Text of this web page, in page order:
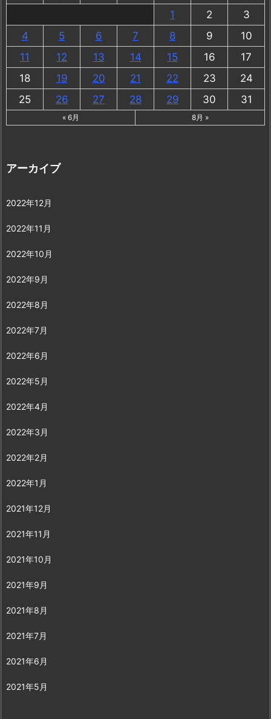
1
2
3
4
5 6 7 8 9
10
11
12 13 14 15 16
17
18
19 20 21 22 23
24
25
26 27 28 29 30 31
« 6月 8月 »
アーカイブ
2022年12月
2022年11月
2022年10月
2022年9月
2022年8月
2022年7月
2022年6月
2022年5月
2022年4月
2022年3月
2022年2月
2022年1月
2021年12月
2021年11月
2021年10月
2021年9月
2021年8月
2021年7月
2021年6月
2021年5月